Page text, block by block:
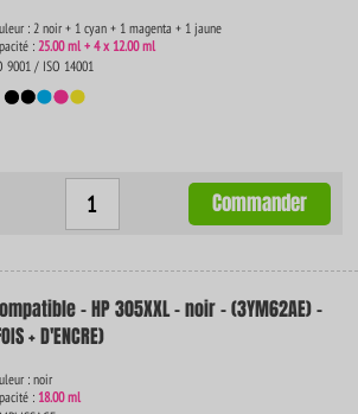
: 2 noir + 1 cyan + 1 magenta + 1 jaune
:25.00 ml + 4 x 12.00 ml
9001 / ISO 14001
Commander
- HP 305XXL - noir - (3YM62AE) -
+ D'ENCRE)
: noir
: 18.00 ml